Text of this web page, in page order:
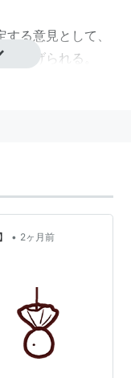
る意見として、
挙げられる。
• 2ヶ月前